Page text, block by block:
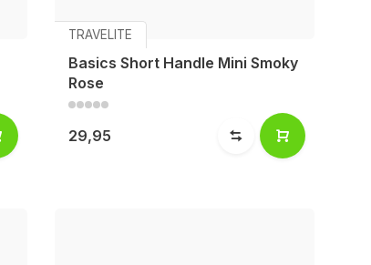
TRAVELITE
Basics Short Handle Mini Smoky
Rose
29,95